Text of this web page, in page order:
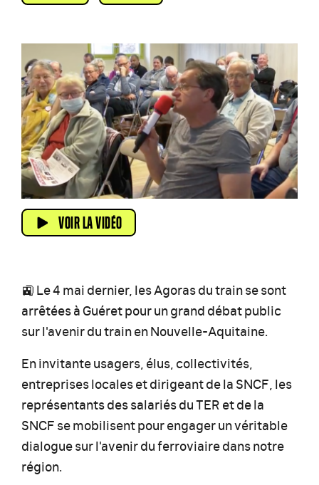
VOIR LA VIDÉO
🚉 Le 4 mai dernier, les Agoras du train se sont
arrêtées à Guéret pour un grand débat public
sur l'avenir du train en Nouvelle-Aquitaine.
En invitante usagers, élus, collectivités,
entreprises locales et dirigeant de la SNCF, les
représentants des salariés du TER et de la
SNCF se mobilisent pour engager un véritable
dialogue sur l'avenir du ferroviaire dans notre
région.